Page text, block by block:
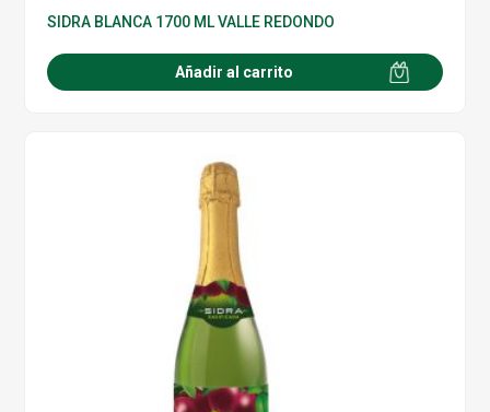
SIDRA BLANCA 1700 ML VALLE REDONDO
Añadir al carrito